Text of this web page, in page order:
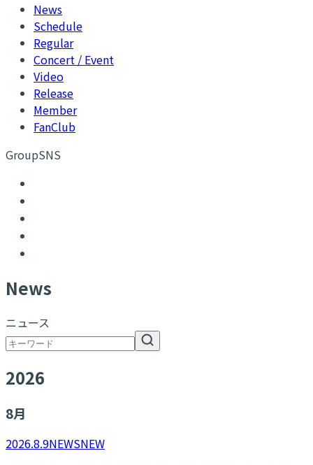
News
Schedule
Regular
Concert / Event
Video
Release
Member
FanClub
GroupSNS
News
ニュース
2026
8月
2026.8.9NEWSNEW